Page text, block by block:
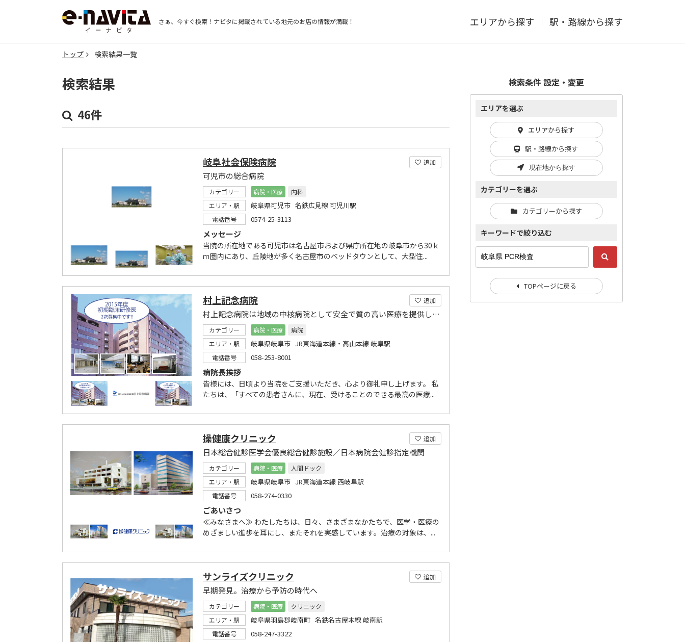
さぁ、今すぐ検索！ ナビタに掲載されている地元のお店の情報が満載！ エリアから探す 駅・路線から探す
トップ 検索結果一覧
検索結果
46件
追加
岐阜社会保険病院
可児市の総合病院
カテゴリー 病院・医療
内科
エリア・駅
岐阜県可児市 名鉄広見線 可児川駅
電話番号 0574-25-3113
メッセージ
当院の所在地である可児市は名古屋市および県庁所在地の岐阜市から30ｋ
ｍ圏内にあり、丘陵地が多く名古屋市のベッドタウンとして、大型住...
追加
村上記念病院
村上記念病院は地域の中核病院として安全で質の高い医療を提供し社会に貢献します
カテゴリー 病院・医療
病院
エリア・駅
岐阜県岐阜市 JR東海道本線・高山本線 岐阜駅
電話番号 058-253-8001
病院長挨拶
皆様には、日頃より当院をご支援いただき、心より御礼申し上げます。 私
たちは、「すべての患者さんに、現在、受けることのできる最高の医療...
追加
操健康クリニック
日本総合健診医学会優良総合健診施設／日本病院会健診指定機関
カテゴリー 病院・医療
人間ドック
エリア・駅
岐阜県岐阜市 JR東海道本線 西岐阜駅
電話番号 058-274-0330
ごあいさつ
≪みなさまへ≫ わたしたちは、日々、さまざまなかたちで、医学・医療の
めざましい進歩を耳にし、またそれを実感しています。治療の対象は、...
追加
サンライズクリニック
早期発見。治療から予防の時代へ
カテゴリー 病院・医療
クリニック
エリア・駅
岐阜県羽島郡岐南町 名鉄名古屋本線 岐南駅
電話番号 058-247-3322
検索条件 設定・変更
エリアを選ぶ
エリアから探す
駅・路線から探す
現在地から探す
カテゴリーを選ぶ
カテゴリーから探す
キーワードで絞り込む
TOPページに戻る